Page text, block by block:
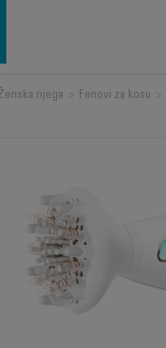
njega Fenovi za kosu